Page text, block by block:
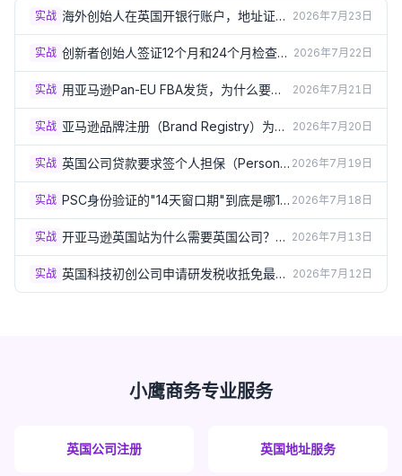
实战 海外创始人在英国开银行账户，地址证明
总被拒？3个实操方案（2026）
2026年7月23日
实战 创新者创始人签证12个月和24个月检查
点：怎样才算"进展达标"？（2026）
2026年7月22日
实战 用亚马逊Pan-EU FBA发货，为什么要在
德法意西波5国注册VAT？（2026）
2026年7月21日
实战 亚马逊品牌注册（Brand Registry）为什
么必须要有英国商标？（2026）
2026年7月20日
实战 英国公司贷款要求签个人担保（Personal
Guarantee）？签之前必须了解的风险
（2026）
2026年7月19日
实战 PSC身份验证的"14天窗口期"到底是哪14
天？出生月份规则详解（2026）
2026年7月18日
实战 开亚马逊英国站为什么需要英国公司？企
业卖家资质要求详解（2026）
2026年7月13日
实战 英国科技初创公司申请研发税收抵免最容
易踩的5个坑（2026）
2026年7月12日
小鹰商务专业服务
英国公司注册 英国地址服务